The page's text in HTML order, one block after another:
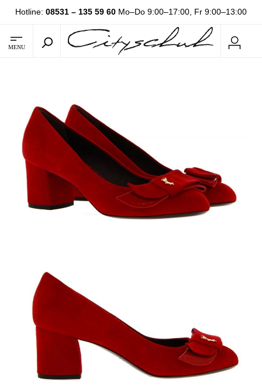
Hotline: 08531 – 135 59 60 Mo–Do 9:00–17:00, Fr 9:00–13:00
MENU